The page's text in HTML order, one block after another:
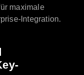
maximale
Integration.